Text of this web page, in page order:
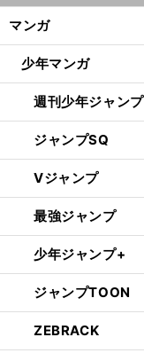
マンガ
少年マンガ
週刊少年ジャンプ
ジャンプSQ
Vジャンプ
最強ジャンプ
少年ジャンプ+
ジャンプTOON
ZEBRACK